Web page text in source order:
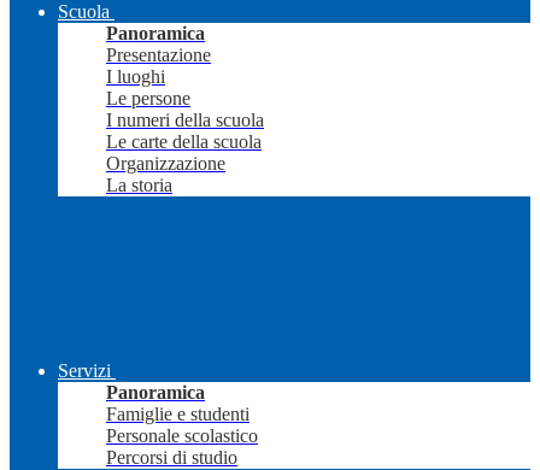
Scuola
Panoramica
Presentazione
I luoghi
Le persone
I numeri della scuola
Le carte della scuola
Organizzazione
La storia
Servizi
Panoramica
Famiglie e studenti
Personale scolastico
Percorsi di studio